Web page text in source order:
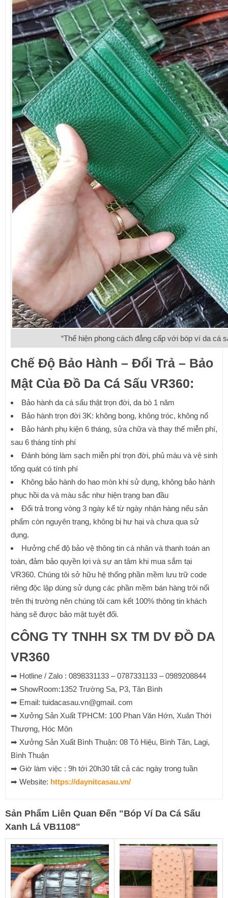
“Thể hiện phong cách đẳng cấp với bóp ví da cá
Chế Độ Bảo Hành – Đổi Trả – Bảo
Mật Của Đồ Da Cá Sấu VR360:
Bảo hành da cá sấu thật trọn đời, da bò 1 năm
Bảo hành trọn đời 3K: không bong, không tróc, không nổ
Bảo hành phụ kiện 6 tháng, sửa chữa và thay thế miễn phí,
sau 6 tháng tính phí
Đánh bóng làm sạch miễn phí trọn đời, phủ màu và vệ sinh
tổng quát có tính phí
Không bảo hành do hao mòn khi sử dụng, không bảo hành
phục hồi da và màu sắc như hiện trạng ban đầu
Đổi trả trong vòng 3 ngày kể từ ngày nhận hàng nếu sản
phẩm còn nguyên trạng, không bị hư hại và chưa qua sử
dụng.
Hưởng chế độ bảo vệ thông tin cá nhân và thanh toán an
toàn, đảm bảo quyền lợi và sự an tâm khi mua sắm tại
VR360. Chúng tôi sở hữu hệ thống phần mềm lưu trữ code
riêng độc lập dùng sử dụng các phần mềm bán hàng trôi nổi
trên thị trường nên chúng tôi cam kết 100% thông tin khách
hàng sẽ được bảo mật tuyệt đối.
CÔNG TY TNHH SX TM DV ĐỒ DA
VR360
➡ Hotline / Zalo : 0898331133 – 0787331133 – 0989208844
➡ ShowRoom:1352 Trường Sa, P3, Tân Bình
➡ Email: tuidacasau.vn@gmail. com
➡ Xưởng Sản Xuất TPHCM: 100 Phan Văn Hớn, Xuân Thới
Thượng, Hóc Môn
➡ Xưởng Sản Xuất Bình Thuận: 08 Tô Hiệu, Bình Tân, Lagi,
Bình Thuận
➡ Giờ làm việc : 9h tới 20h30 tất cả các ngày trong tuần
➡ Website: https://daynitcasau.vn/
Sản Phẩm Liên Quan Đến "Bóp Ví Da Cá Sấu
Xanh Lá VB1108"